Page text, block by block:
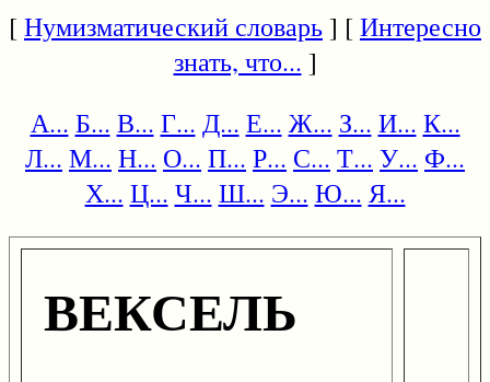
[Нумизматический словарь] [Интересно
знать, что... ]
А... Б... В... Г... Д... Е... Ж... З... И... К...
Л... М... Н... О... П... Р... С... Т... У... Ф...
Х... Ц... Ч... Ш... Э... Ю... Я...
ВЕКСЕЛЬ